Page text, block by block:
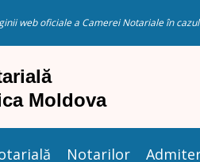
web oficiale a Camerei Notariale în
Notarilor